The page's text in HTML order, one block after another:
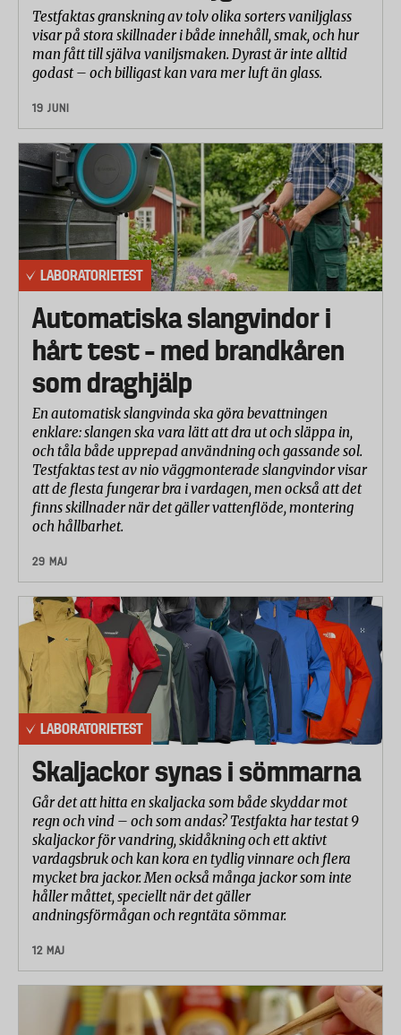
Standard: ISO 13935-1:2014
Elasticitet & formbeständighet
Mäter hur väl tyget återgår till sin ursprungliga form
efter töjning.
Töjbarhet på längden och bredden under en minut
vid en stigande dragbelastning på upp till 30N (ca 3
kg), samt mätning av återhämtning i procent efter 1
minuts vila.
Töjbarhet på resåren under 30 minuter vid en
dragbelastning på 50N, motsvarande ca 5 kg, samt
mätning av återhämtning i procent efter 30
minuters vila.
Standarder: ISO 20932-1:2018 och EN 15977:2011
Nötningsbeständighet (Martindale-test)
Tyget utsätts för nötning med ull under tryck i
cirkulära rörelser i upp till 20 000 cykler med
efterföljande besiktning av slitage.
Standard: ISO 12947-2:2016.
Absorptionsförmåga
Mätning av hur mycket vätska tyget absorberar i
den främre delen av kalsongen. Tyget väts med 1,5
ml saltlösning (simulerad urin) och pressas mellan
filterpapper under tryck. Ju mindre vätska som väter
filterpapperet desto torrare känsla och bättre
komfort.
Standard: ISO 9073-14:2006
Testfaktas granskning av tolv olika sorters vaniljglass
visar på stora skillnader i både innehåll, smak, och hur
man fått till själva vaniljsmaken. Dyrast är inte alltid
godast – och billigast kan vara mer luft än glass.
19 JUNI
LABORATORIETEST
Automatiska slangvindor i
hårt test – med brandkåren
som draghjälp
En automatisk slangvinda ska göra bevattningen
enklare: slangen ska vara lätt att dra ut och släppa in,
och tåla både upprepad användning och gassande sol.
Testfaktas test av nio väggmonterade slangvindor visar
att de flesta fungerar bra i vardagen, men också att det
finns skillnader när det gäller vattenflöde, montering
och hållbarhet.
29 MAJ
LABORATORIETEST
Skaljackor synas i sömmarna
Går det att hitta en skaljacka som både skyddar mot
regn och vind – och som andas? Testfakta har testat 9
skaljackor för vandring, skidåkning och ett aktivt
vardagsbruk och kan kora en tydlig vinnare och flera
mycket bra jackor. Men också många jackor som inte
håller måttet, speciellt när det gäller
andningsförmågan och regntäta sömmar.
12 MAJ